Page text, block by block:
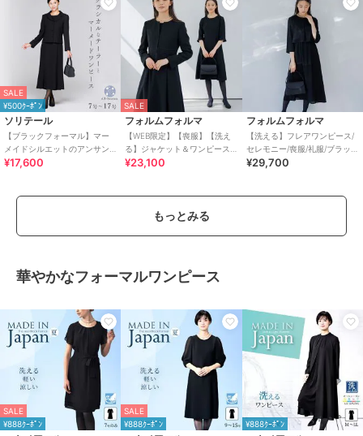
SALE
¥500ｸｰﾎﾟﾝ
ソリテール
【ブラックフォーマル】マー
メイドシルエットのアンサン
ブル/喪服/礼服/卒業式/卒園式
¥17,600
SALE
フォルムフォルマ
【WEB限定】【喪服】【洗え
る】ジャケット＆ワンピース/
ブラックフォーマル/七五三/オ
¥23,100
フォルムフォルマ
【洗える】フレアワンピース/
セレモニー/喪服/礼服/ブラック
フォーマル
¥29,700
もっとみる
華やかなフォーマルワンピース
SALE
¥888ｸｰﾎﾟﾝ
SALE
¥888ｸｰﾎﾟﾝ
¥888ｸｰﾎﾟﾝ